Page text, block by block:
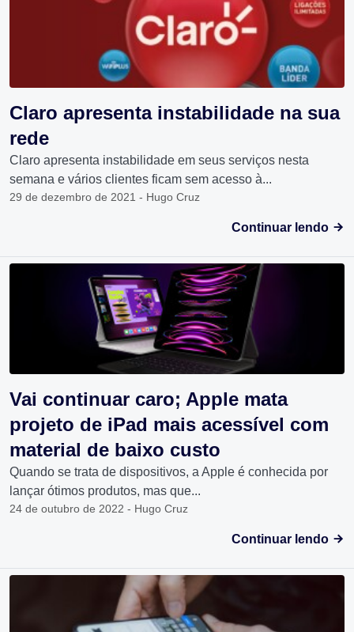
Claro apresenta instabilidade na sua
rede
Claro apresenta instabilidade em seus serviços nesta
semana e vários clientes ficam sem acesso à...
29 de dezembro de 2021 - Hugo Cruz
Continuar lendo
Vai continuar caro; Apple mata
projeto de iPad mais acessível com
material de baixo custo
Quando se trata de dispositivos, a Apple é conhecida por
lançar ótimos produtos, mas que...
24 de outubro de 2022 - Hugo Cruz
Continuar lendo